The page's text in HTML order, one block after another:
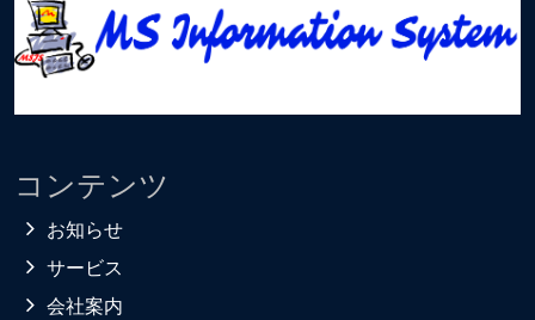
コンテンツ
お知らせ
サービス
会社案内